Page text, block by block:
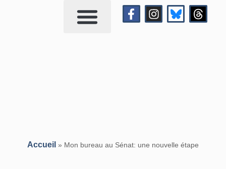
Accueil » Mon bureau au Sénat: une nouvelle étape